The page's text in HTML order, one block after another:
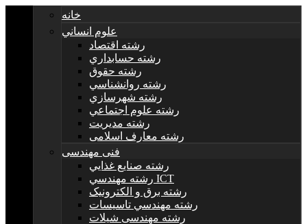
خانه
علوم انساني
رشته اقتصاد
رشته حسابداري
رشته حقوق
رشته روانشناسي
رشته شهرسازي
رشته علوم اجتماعي
رشته مديريت
رشته معارف اسلامی
فنی مهندسی
رشته صنايع غذايي
رشته مهندسي ICT
رشته برق و الکترونيک
رشته مهندسي تاسيسات
رشته مهندسی شیلات